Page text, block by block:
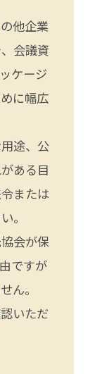
他企業
会議資
ケージ
に幅広
途、公
ある目
または
。
会が保
ですが
ん。
いただ